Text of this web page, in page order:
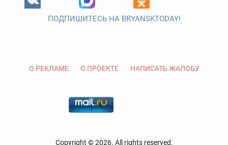
ПОДПИШИТЕСЬ НА BRYANSKTODAY!
О РЕКЛАМЕ О ПРОЕКТЕ НАПИСАТЬ ЖАЛОБУ
Copyright © 2026. All rights reserved.